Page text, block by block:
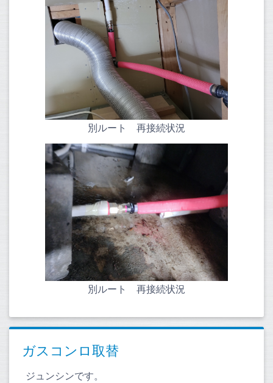
別ルート 再接続状況
別ルート 再接続状況
ガスコンロ取替
ジュンシンです。